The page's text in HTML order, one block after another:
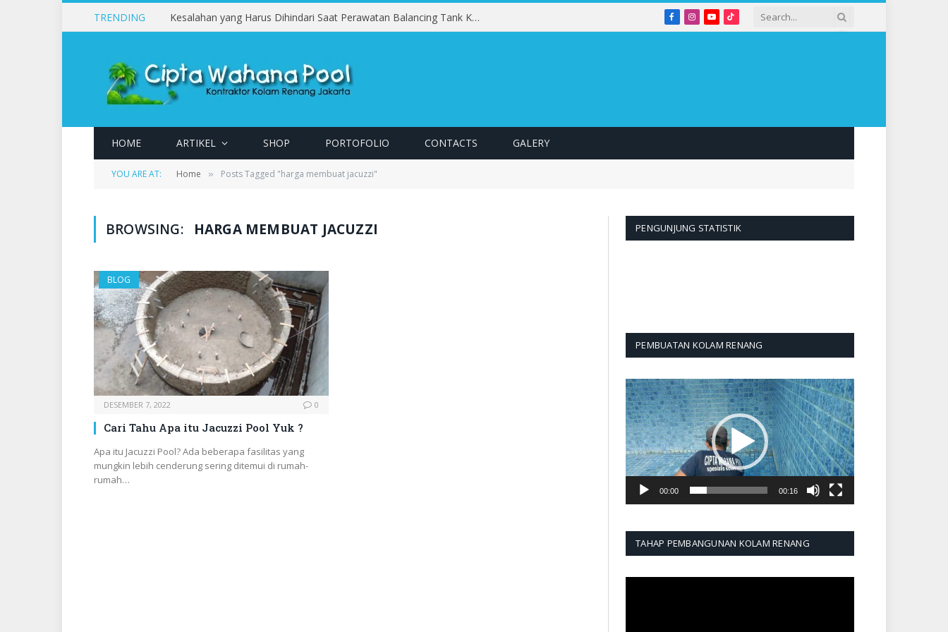
TRENDING Kesalahan yang Harus Dihindari Saat Perawatan Balancing Tank Kolam Renang Facebook
Instagram
YouTubeTikTok
HOME ARTIKEL SHOP PORTOFOLIO CONTACTS GALERY
YOU ARE AT: Home » Posts Tagged "harga membuat jacuzzi"
BROWSING: HARGA MEMBUAT JACUZZI
BLOG
DESEMBER 7, 2022 0
Cari Tahu Apa itu Jacuzzi Pool Yuk ?
Apa itu Jacuzzi Pool? Ada beberapa fasilitas yang
mungkin lebih cenderung sering ditemui di rumah-
rumah…
PENGUNJUNG STATISTIK
PEMBUATAN KOLAM RENANG
Pemutar
Video
00:00 00:16
TAHAP PEMBANGUNAN KOLAM RENANG